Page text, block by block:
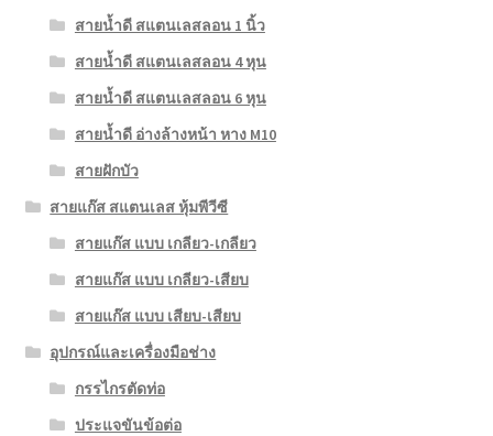
สายน้ำดี สแตนเลสลอน 1 นิ้ว
สายน้ำดี สแตนเลสลอน 4 หุน
สายน้ำดี สแตนเลสลอน 6 หุน
สายน้ำดี อ่างล้างหน้า หาง M10
สายฝักบัว
สายแก๊ส สแตนเลส หุ้มพีวีซี
สายแก๊ส แบบ เกลียว-เกลียว
สายแก๊ส แบบ เกลียว-เสียบ
สายแก๊ส แบบ เสียบ-เสียบ
อุปกรณ์และเครื่องมือช่าง
กรรไกรตัดท่อ
ประแจขันข้อต่อ